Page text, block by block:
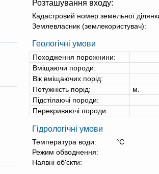
Розташування входу:
Кадастровий номер земельної
Землевласник (землекористувач):
Геологічні умови
Походження порожнини:
Вміщаючи породи:
Вік вміщаючих порід:
Потужність порід:
м.
Підстілаючі породи:
Перекриваючі породи:
Гідрологічні умови
Температура води:
°С
Режим обводнення:
Наявні об'єкти: